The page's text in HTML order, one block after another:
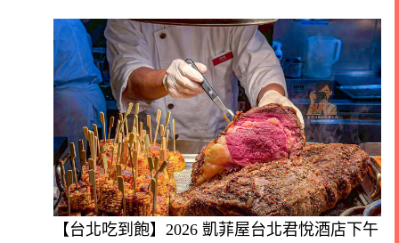
【台北吃到飽】2026 凱菲屋台北君悅酒店下午